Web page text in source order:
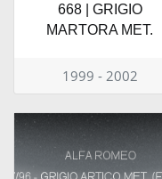
668 | GRIGIO
MARTORA MET.
1999 - 2002